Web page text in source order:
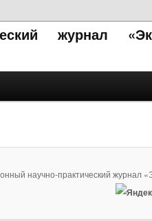
журнал
научно-практический журнал